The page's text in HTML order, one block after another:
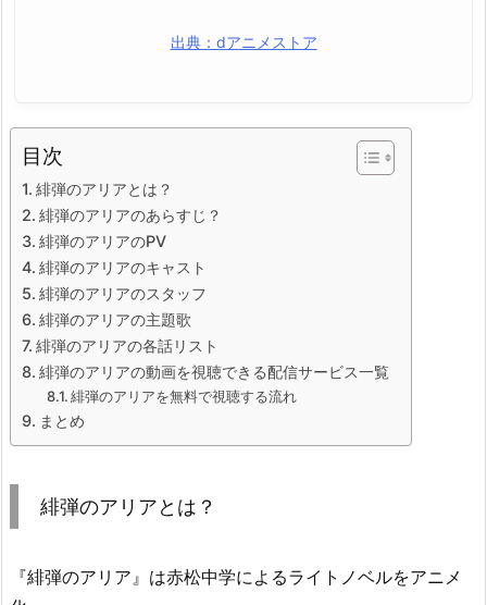
出典：dアニメストア
目次
緋弾のアリアとは？
緋弾のアリアのあらすじ？
緋弾のアリアのPV
緋弾のアリアのキャスト
緋弾のアリアのスタッフ
緋弾のアリアの主題歌
緋弾のアリアの各話リスト
緋弾のアリアの動画を視聴できる配信サービス一覧
緋弾のアリアを無料で視聴する流れ
まとめ
緋弾のアリアとは？
『緋弾のアリア』は赤松中学によるライトノベルをアニメ